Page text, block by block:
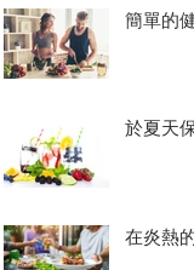
簡單的
於夏天
在炎熱